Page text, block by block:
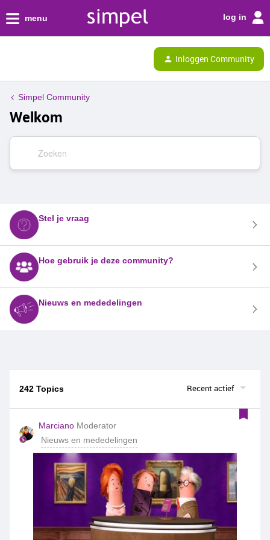
menu log in
Inloggen Community
Simpel Community
Welkom
Stel je vraag
Hoe gebruik je deze community?
Nieuws en mededelingen
242 Topics Recent actief
Marciano Moderator
Nieuws en mededelingen